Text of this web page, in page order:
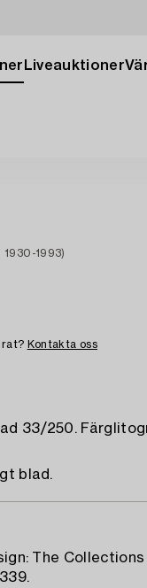
Liveauktioner
1993)
Kontakta oss
33/250.
blad.
The